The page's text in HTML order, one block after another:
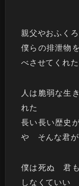
親父やおふく
僕らの排泄物
べさせてくれた
人は脆弱な生
れた
長い長い歴史
や そんな君
僕は死ぬ 君
しなくていい